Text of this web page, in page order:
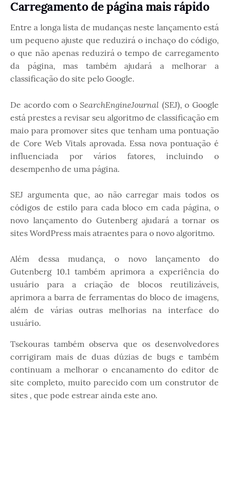
Carregamento de página mais rápido
Entre a longa lista de mudanças neste lançamento está
um pequeno ajuste que reduzirá o inchaço do código,
o que não apenas reduzirá o tempo de carregamento
da página, mas também ajudará a melhorar a
classificação do site pelo Google.
De acordo com oSearchEngineJournal (SEJ), o Google
está prestes a revisar seu algoritmo de classificação em
maio para promover sites que tenham uma pontuação
de Core Web Vitals aprovada. Essa nova pontuação é
influenciada por vários fatores, incluindo o
desempenho de uma página.
SEJ argumenta que, ao não carregar mais todos os
códigos de estilo para cada bloco em cada página, o
novo lançamento do Gutenberg ajudará a tornar os
sites WordPress mais atraentes para o novo algoritmo.
Além dessa mudança, o novo lançamento do
Gutenberg 10.1 também aprimora a experiência do
usuário para a criação de blocos reutilizáveis,
aprimora a barra de ferramentas do bloco de imagens,
além de várias outras melhorias na interface do
usuário.
Tsekouras também observa que os desenvolvedores
corrigiram mais de duas dúzias de bugs e também
continuam a melhorar o encanamento do editor de
site completo, muito parecido com um construtor de
sites , que pode estrear ainda este ano.